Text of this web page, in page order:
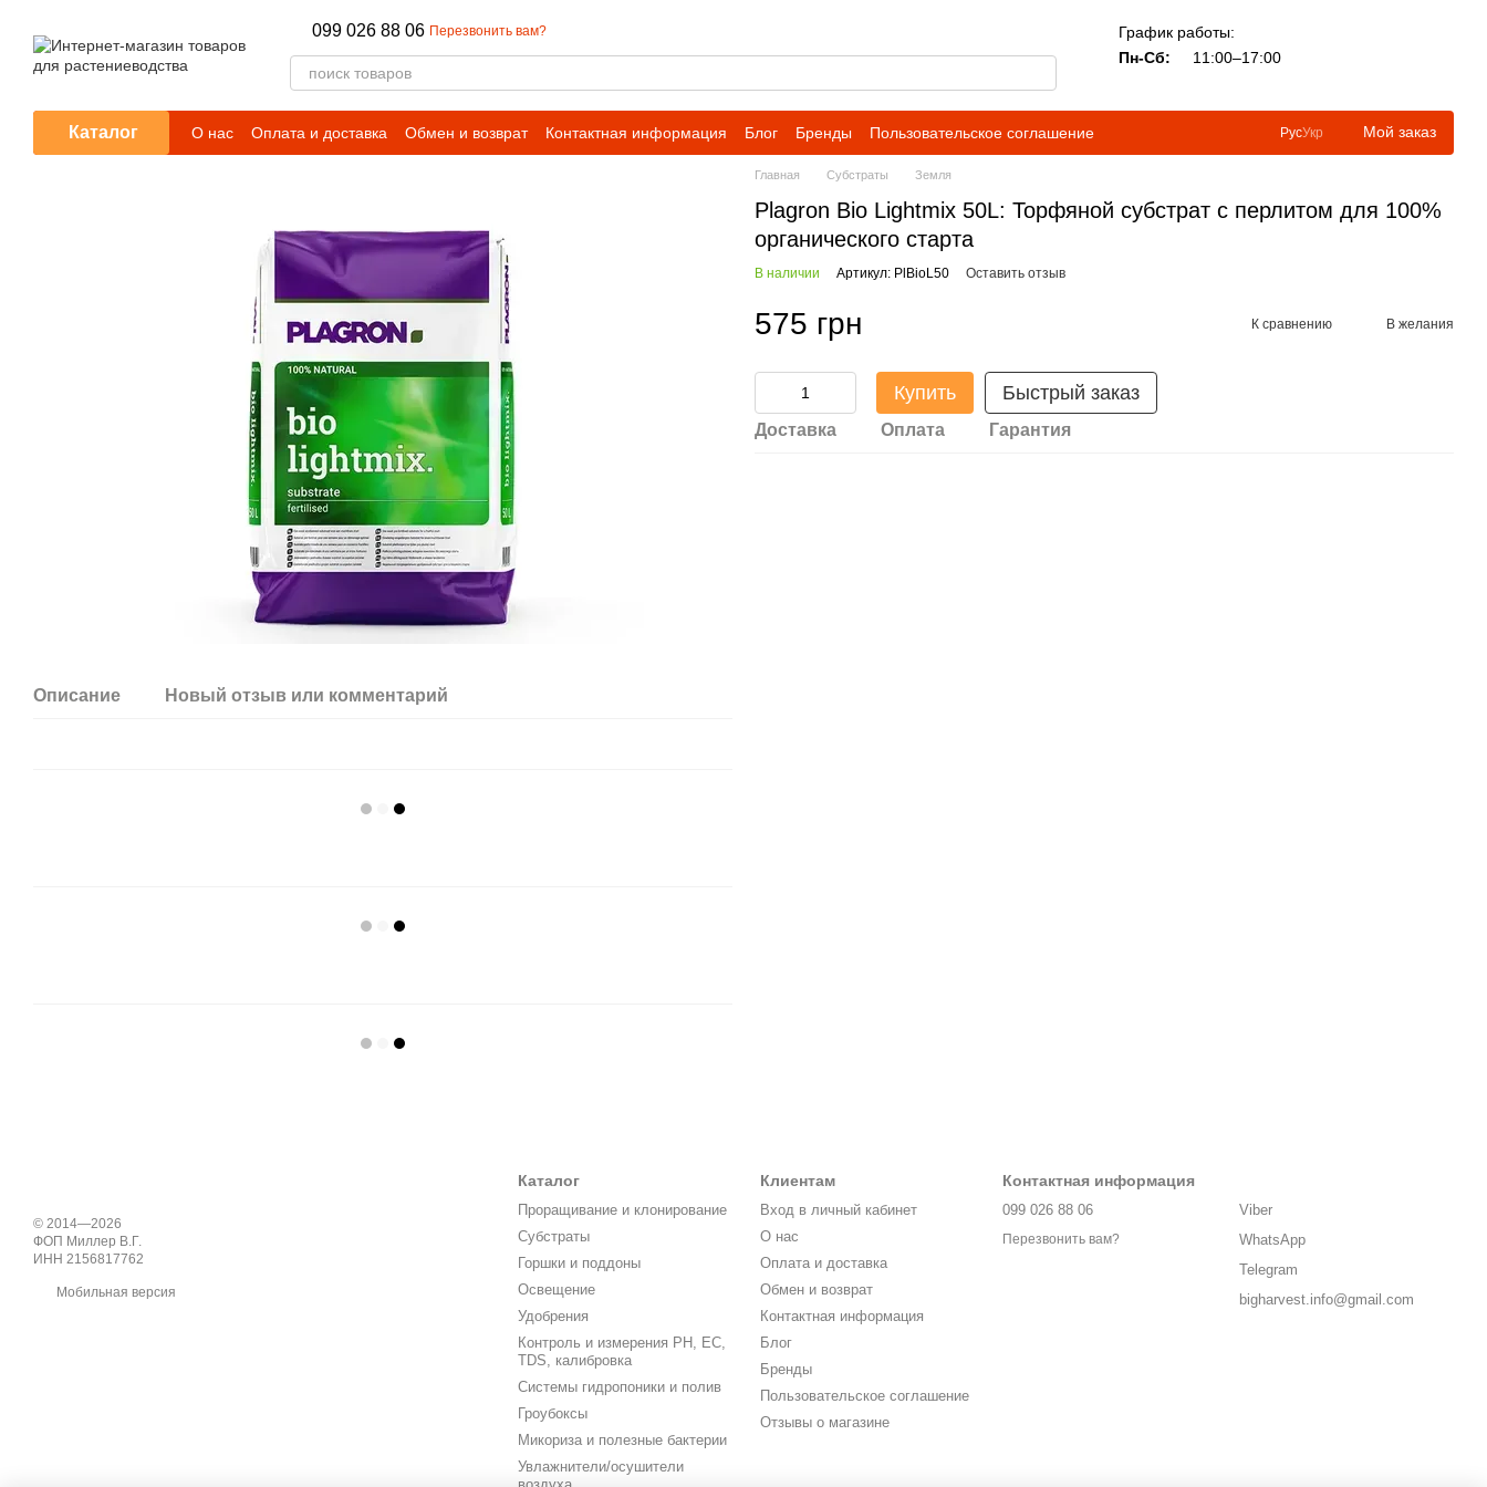
099 026 88 06 Перезвонить вам?
График работы:
Пн-Сб:
11:00–17:00
Каталог О нас Оплата и доставка Обмен и возврат Контактная информация Блог Бренды
Пользовательское соглашение
Отзывы о магазине
РусУкр Мой заказ
Описание Новый отзыв или комментарий
Главная Субстраты Земля
Plagron Bio Lightmix 50L: Торфяной субстрат с перлитом для 100%
органического старта
В наличии Артикул: PlBioL50 Оставить отзыв
575 грн К сравнению В желания
Купить Быстрый заказ
Доставка Оплата Гарантия
© 2014—2026
ФОП Миллер В.Г.
ИНН 2156817762
Мобильная версия
Каталог
Проращивание и клонирование
Субстраты
Горшки и поддоны
Освещение
Удобрения
Контроль и измерения PH, EC,
TDS, калибровка
Системы гидропоники и полив
Гроубоксы
Микориза и полезные бактерии
Увлажнители/осушители
Клиентам
Вход в личный кабинет
О нас
Оплата и доставка
Обмен и возврат
Контактная информация
Блог
Бренды
Пользовательское соглашение
Отзывы о магазине
Контактная информация
099 026 88 06
Перезвонить вам?
Viber
WhatsApp
Telegram
bigharvest.info@gmail.com